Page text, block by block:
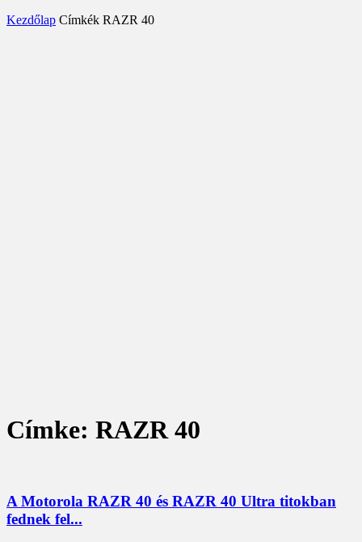
Kezdőlap Címkék RAZR 40
Címke: RAZR 40
A Motorola RAZR 40 és RAZR 40 Ultra titokban
fednek fel...